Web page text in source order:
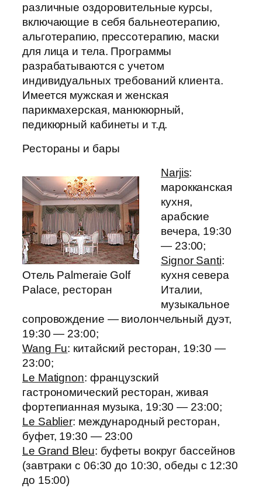
различные оздоровительные курсы,
включающие в себя бальнеотерапию,
альготерапию, прессотерапию, маски
для лица и тела. Программы
разрабатываются с учетом
индивидуальных требований клиента.
Имеется мужская и женская
парикмахерская, манюкюрный,
педикюрный кабинеты и т.д.
Рестораны и бары
Отель Palmeraie Golf
Palace, ресторан
Narjis:
марокканская
кухня,
арабские
вечера, 19:30
— 23:00;
Signor Santi:
кухня севера
Италии,
музыкальное
сопровождение — виолончельный дуэт,
19:30 — 23:00;
Wang Fu: китайский ресторан, 19:30 —
23:00;
Le Matignon: французский
гастрономический ресторан, живая
фортепианная музыка, 19:30 — 23:00;
Le Sablier: международный ресторан,
буфет, 19:30 — 23:00
Le Grand Bleu: буфеты вокруг бассейнов
(завтраки с 06:30 до 10:30, обеды с 12:30
до 15:00)